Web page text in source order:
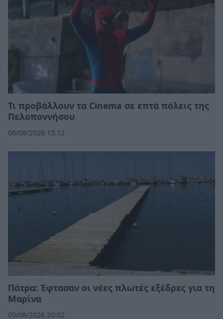
Τι προβάλλουν τα Cinema σε επτά πόλεις της
Πελοποννήσου
06/08/2026 15:12
Πάτρα: Έφτασαν οι νέες πλωτές εξέδρες για τη
Μαρίνα
05/08/2026 20:02